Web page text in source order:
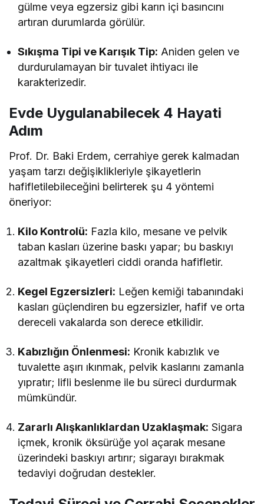
gülme veya egzersiz gibi karın içi basıncını
artıran durumlarda görülür.
Sıkışma Tipi ve Karışık Tip: Aniden gelen ve
durdurulamayan bir tuvalet ihtiyacı ile
karakterizedir.
Evde Uygulanabilecek 4 Hayati
Adım
Prof. Dr. Baki Erdem, cerrahiye gerek kalmadan
yaşam tarzı değişiklikleriyle şikayetlerin
hafifletilebileceğini belirterek şu 4 yöntemi
öneriyor:
Kilo Kontrolü: Fazla kilo, mesane ve pelvik
taban kasları üzerine baskı yapar; bu baskıyı
azaltmak şikayetleri ciddi oranda hafifletir.
Kegel Egzersizleri: Leğen kemiği tabanındaki
kasları güçlendiren bu egzersizler, hafif ve orta
dereceli vakalarda son derece etkilidir.
Kabızlığın Önlenmesi: Kronik kabızlık ve
tuvalette aşırı ıkınmak, pelvik kaslarını zamanla
yıpratır; lifli beslenme ile bu süreci durdurmak
mümkündür.
Zararlı Alışkanlıklardan Uzaklaşmak: Sigara
içmek, kronik öksürüğe yol açarak mesane
üzerindeki baskıyı artırır; sigarayı bırakmak
tedaviyi doğrudan destekler.